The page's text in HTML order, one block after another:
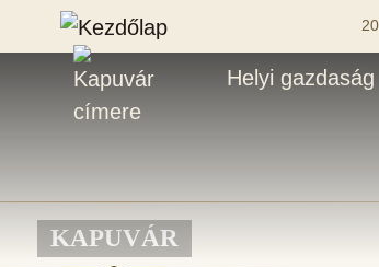
Helyi gazdaság
KAPUVÁR